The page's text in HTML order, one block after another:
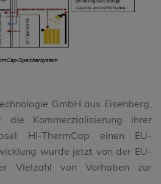
GmbH aus Eisenberg,
die Kommerzialisierung ihrer
Hi-ThermCap einen EU-
wurde jetzt von der EU-
Vielzahl von Vorhaben zur